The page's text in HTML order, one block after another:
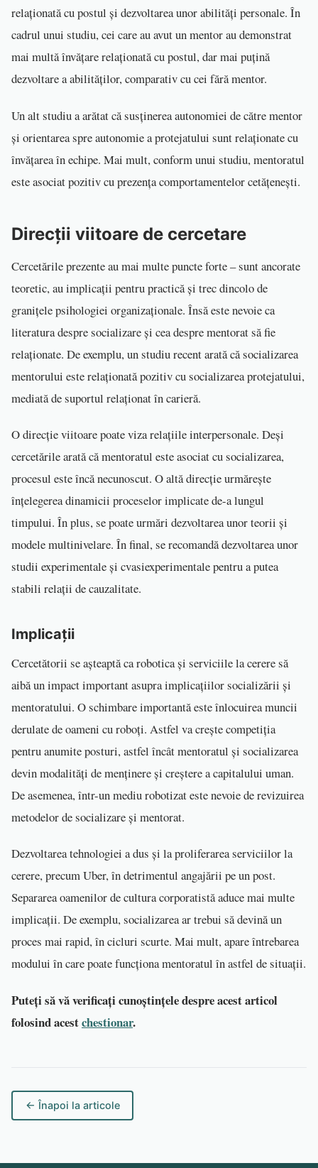
relaționată cu postul și dezvoltarea unor abilități personale. În
cadrul unui studiu, cei care au avut un mentor au demonstrat
mai multă învățare relaționată cu postul, dar mai puțină
dezvoltare a abilităților, comparativ cu cei fără mentor.
Un alt studiu a arătat că susținerea autonomiei de către mentor
și orientarea spre autonomie a protejatului sunt relaționate cu
învățarea în echipe. Mai mult, conform unui studiu, mentoratul
este asociat pozitiv cu prezența comportamentelor cetățenești.
Direcții viitoare de cercetare
Cercetările prezente au mai multe puncte forte – sunt ancorate
teoretic, au implicații pentru practică și trec dincolo de
granițele psihologiei organizaționale. Însă este nevoie ca
literatura despre socializare și cea despre mentorat să fie
relaționate. De exemplu, un studiu recent arată că socializarea
mentorului este relaționată pozitiv cu socializarea protejatului,
mediată de suportul relaționat în carieră.
O direcție viitoare poate viza relațiile interpersonale. Deși
cercetările arată că mentoratul este asociat cu socializarea,
procesul este încă necunoscut. O altă direcție urmărește
înțelegerea dinamicii proceselor implicate de-a lungul
timpului. În plus, se poate urmări dezvoltarea unor teorii și
modele multinivelare. În final, se recomandă dezvoltarea unor
studii experimentale și cvasiexperimentale pentru a putea
stabili relații de cauzalitate.
Implicații
Cercetătorii se așteaptă ca robotica și serviciile la cerere să
aibă un impact important asupra implicațiilor socializării și
mentoratului. O schimbare importantă este înlocuirea muncii
derulate de oameni cu roboți. Astfel va crește competiția
pentru anumite posturi, astfel încât mentoratul și socializarea
devin modalități de menținere și creștere a capitalului uman.
De asemenea, într-un mediu robotizat este nevoie de revizuirea
metodelor de socializare și mentorat.
Dezvoltarea tehnologiei a dus și la proliferarea serviciilor la
cerere, precum Uber, în detrimentul angajării pe un post.
Separarea oamenilor de cultura corporatistă aduce mai multe
implicații. De exemplu, socializarea ar trebui să devină un
proces mai rapid, în cicluri scurte. Mai mult, apare întrebarea
modului în care poate funcționa mentoratul în astfel de situații.
Puteți să vă verificați cunoștințele despre acest articol
folosind acestchestionar.
← Înapoi la articole